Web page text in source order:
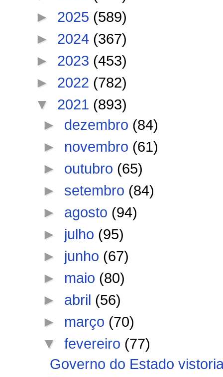
► 2025 (589)
► 2024 (367)
► 2023 (453)
► 2022 (782)
▼ 2021 (893)
► dezembro (84)
► novembro (61)
► outubro (65)
► setembro (84)
► agosto (94)
► julho (95)
► junho (67)
► maio (80)
► abril (56)
► março (70)
▼fevereiro (77)
Governo do Estado